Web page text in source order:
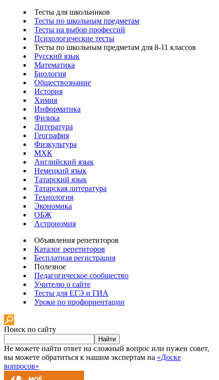
Тесты для школьников
Тесты по школьным предметам
Тесты на выбор профессий
Психологические тесты
Тесты по школьным предметам для 8-11 классов
Русский язык
Математика
Биология
Обществознание
История
Химия
Информатика
Физика
Литература
География
Физкультура
МХК
Английский язык
Немецкий язык
Татарский язык
Татарская литература
Технология
Экономика
ОБЖ
Астрономия
Объявления репетиторов
Каталог репетиторов
Бесплатная регистрация
Полезное
Педагогическое сообщество
Учителю о сайте
Тесты для ЕГЭ и ГИА
Уроки по профориентации
Поиск по сайту
Найти
Не можете найти ответ на сложный вопрос или нужен совет,
вы можете обратиться к нашим экспертам на «Доске
вопросов»